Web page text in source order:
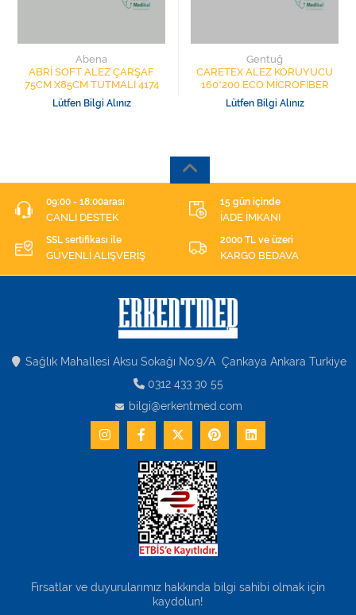
Abena
ABRİ SOFT ALEZ ÇARŞAF
75CM X85CM TUTMALI 4174
Lütfen Bilgi Alınız
Gentuğ
CARETEX ALEZ KORUYUCU
160*200 ECO MİCROFİBER
Lütfen Bilgi Alınız
09:00 - 18:00arası
CANLI DESTEK
15 gün içinde
İADE İMKANI
SSL sertifikası ile
GÜVENLİ ALIŞVERİŞ
2000 TL ve üzeri
KARGO BEDAVA
Sağlık Mahallesi Aksu Sokağı No:9/A Çankaya Ankara Turkiye
0312 433 30 55
bilgi@erkentmed.com
Fırsatlar ve duyurularımız hakkında bilgi sahibi olmak için
kaydolun!